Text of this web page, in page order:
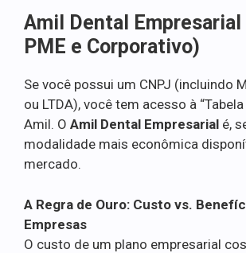
Amil Dental Empresarial
PME e Corporativo)
Se você possui um CNPJ (incluindo
ou LTDA), você tem acesso à
Amil. O Amil Dental Empresarial é,
modalidade mais econômica
mercado.
A Regra de Ouro: Custo vs.
Empresas
O custo de um plano empresarial